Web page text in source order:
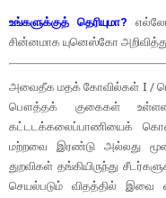
உங்களுக்குத் தெரியுமா?
சின்னமாக யுனெஸ்கோ
அவைதீக மதக் கோவில்கள் I /
பௌத்தக் குகைகள்
கட்டடக்கலைப்பாணியைக்
மற்றவை இரண்டு அல்லது
துறவிகள் தங்கியிருந்து
செயல்படும் விதத்தில் இவை